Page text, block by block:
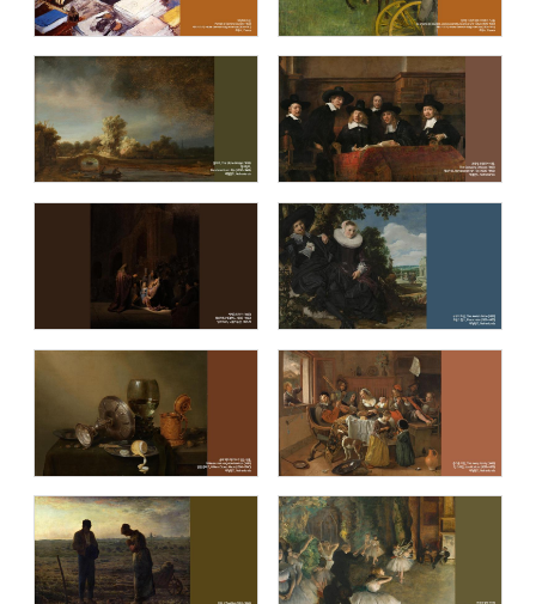
시카고 미술관 (The Art Institute of
Chicago)
메트로폴리탄 미술관 (The Metropolitan
Museum of Art - The MET)
세계 유명 미술관 아트 컬렉션 / The
collection of the world's famous art
museums
탁자에서 (On the Table)
명화 (Masterpiece)
이중섭 컬렉션 (The Collection of
Jung-Seob Lee)
블루캔버스 명화추천1 블루캔버스 명화추천2
블루캔버스 명화추천3 블루캔버스 명화추천4